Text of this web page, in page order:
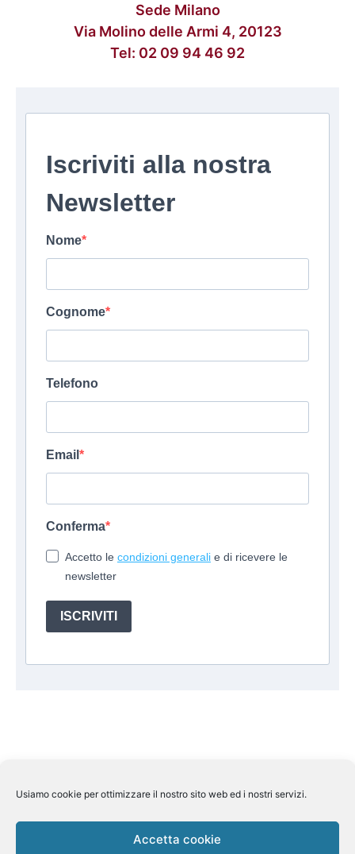
Usiamo cookie per ottimizzare il nostro sito web ed i nostri servizi.
Accetta cookie
Sede Milano
Via Molino delle Armi 4, 20123
Tel: 02 09 94 46 92
Iscriviti alla nostra
Newsletter
Nome
Cognome
Telefono
Email
Conferma
Accetto le condizioni generali e di ricevere le
newsletter
ISCRIVITI
Suite Travel byHelkin SrlVia Aurelio Saffi, 10 00015
Licenza Regione Lombardia n 269858